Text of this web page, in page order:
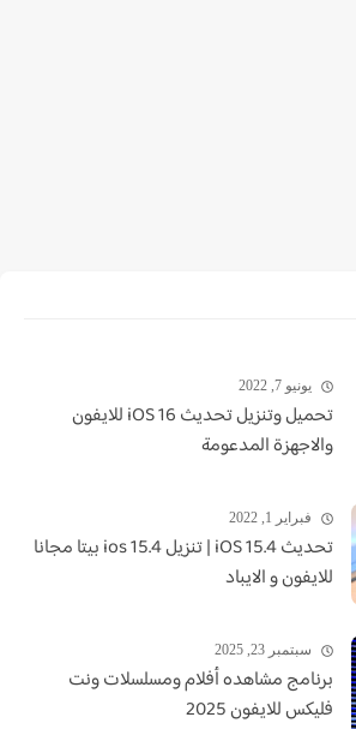
يونيو 7, 2022
تحميل وتنزيل تحديث iOS 16 للايفون
والاجهزة المدعومة
فبراير 1, 2022
تحديث iOS 15.4 | تنزيل ios 15.4 بيتا مجانا
للايفون و الايباد
سبتمبر 23, 2025
برنامج مشاهده أفلام ومسلسلات ونت
فليكس للايفون 2025